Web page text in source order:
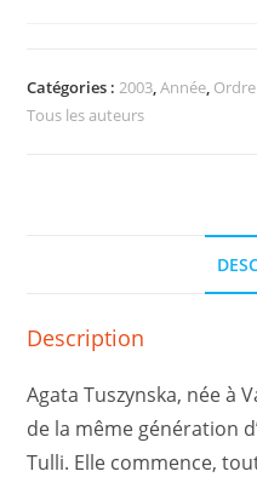
Catégories :2003,Année,
Tous les auteurs
Description
Agata Tuszynska, née à
de la même génération
Tulli. Elle commence,